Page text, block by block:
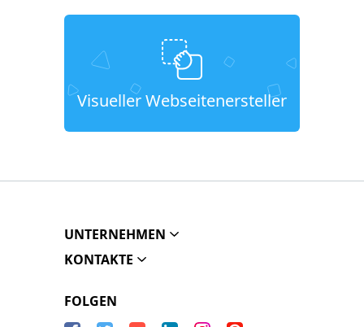
Visueller Webseitenersteller
UNTERNEHMEN
KONTAKTE
FOLGEN